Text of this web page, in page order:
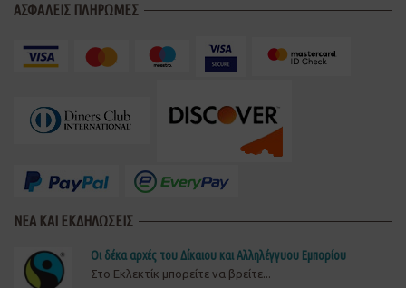
ΑΣΦΑΛΕΙΣ ΠΛΗΡΩΜΕΣ
ΝΕΑ ΚΑΙ ΕΚΔΗΛΩΣΕΙΣ
Οι δέκα αρχές του Δίκαιου και Αλληλέγγυου Εμπορίου
Στο Εκλεκτίκ μπορείτε να βρείτε...